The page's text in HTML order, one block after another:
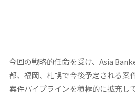
今回の戦略的任命を受け、Asia
都、福岡、札幌で今後予定される案
案件パイプラインを積極的に拡充し